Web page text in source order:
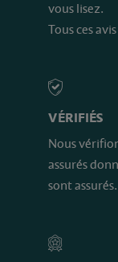
vous lisez.
Tous ces
VÉRIFIÉS
Nous
assurés
sont assurés.